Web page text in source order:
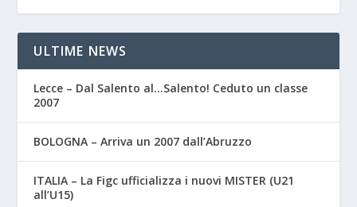
ULTIME NEWS
Lecce – Dal Salento al…Salento! Ceduto un classe
2007
BOLOGNA – Arriva un 2007 dall’Abruzzo
ITALIA – La Figc ufficializza i nuovi MISTER (U21
all’U15)